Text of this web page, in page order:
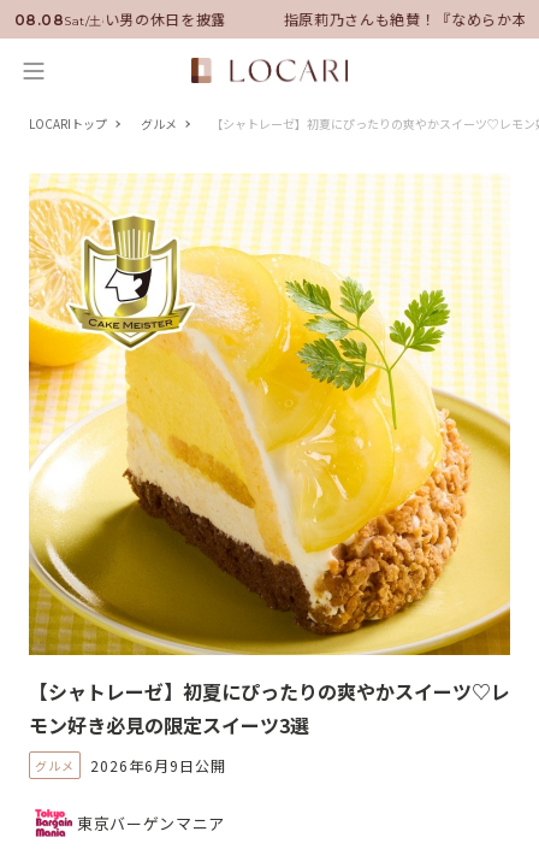
08.08Sat/土
に就任！いい男の休日を披露 指原莉乃さんも絶賛！『なめらか本
LOCARIトップ グルメ 【シャトレーゼ】初夏にぴったりの爽やかスイーツ♡レモ
【シャトレーゼ】初夏にぴったりの爽やかスイーツ♡レ
モン好き必見の限定スイーツ3選
グルメ 2026年6月9日公開
東京バーゲンマニア